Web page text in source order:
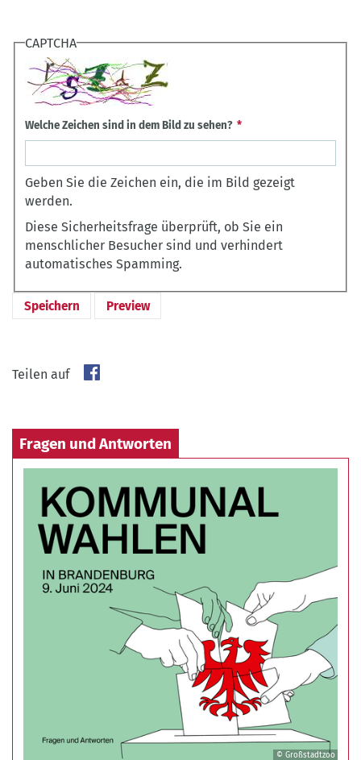
CAPTCHA
Welche Zeichen sind in dem Bild zu sehen?
Geben Sie die Zeichen ein, die im Bild gezeigt
werden.
Diese Sicherheitsfrage überprüft, ob Sie ein
menschlicher Besucher sind und verhindert
automatisches Spamming.
Teilen auf
Fragen und Antworten
© Großstadtzoo